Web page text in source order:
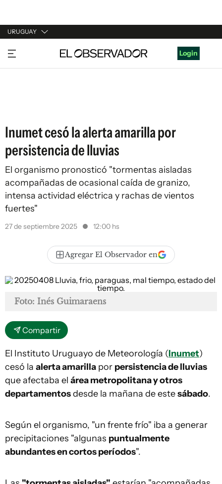
URUGUAY
URUGUAY
ARGENTINA
Login
Inumet cesó la alerta amarilla por
persistencia de lluvias
El organismo pronosticó "tormentas aisladas
acompañadas de ocasional caída de granizo,
intensa actividad eléctrica y rachas de vientos
fuertes"
27 de septiembre 2025 12:00 hs
Agregar El Observador en
Foto: Inés Guimaraens
Compartir
El Instituto Uruguayo de Meteorología (Inumet)
cesó la alerta amarilla por persistencia de lluvias
que afectaba el área metropolitana y otros
departamentosdesde la mañana de estesábado.
Según el organismo, "un frente frío" iba a generar
precipitaciones "algunas puntualmente
abundantes en cortos períodos".